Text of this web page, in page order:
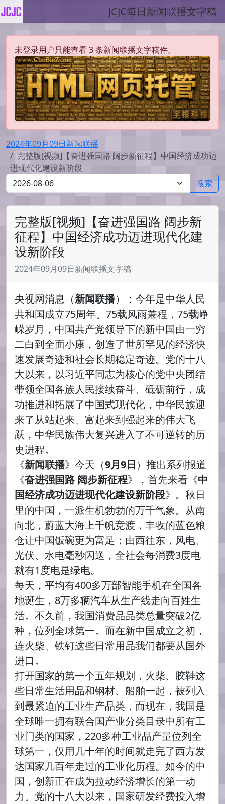
JCJC每日新闻联播文字稿
未登录用户只能查看 3 条新闻联播文字稿件。
2024年09月09日新闻联播
完整版[视频]【奋进强国路 阔步新征程】中国经济成功迈
进现代化建设新阶段
搜索
完整版[视频]【奋进强国路 阔步新
征程】中国经济成功迈进现代化建
设新阶段
2024年09月09日新闻联播文字稿
央视网消息（新闻联播）：今年是中华人民
共和国成立75周年。75载风雨兼程，75载峥
嵘岁月，中国共产党领导下的新中国由一穷
二白到全面小康，创造了世所罕见的经济快
速发展奇迹和社会长期稳定奇迹。党的十八
大以来，以习近平同志为核心的党中央团结
带领全国各族人民接续奋斗、砥砺前行，成
功推进和拓展了中国式现代化，中华民族迎
来了从站起来、富起来到强起来的伟大飞
跃，中华民族伟大复兴进入了不可逆转的历
史进程。
《新闻联播》今天（9月9日）推出系列报道
《奋进强国路 阔步新征程》，首先来看《中
国经济成功迈进现代化建设新阶段》。秋日
里的中国，一派生机勃勃的万千气象。从南
向北，蔚蓝大海上千帆竞渡，丰收的蓝色粮
仓让中国饭碗更为富足；由西往东，风电、
光伏、水电毫秒闪送，全社会每消费3度电
就有1度电是绿电。
每天，平均有400多万部智能手机在全国各
地诞生，8万多辆汽车从生产线走向百姓生
活。不久前，我国消费品品类总量突破2亿
种，位列全球第一。而在新中国成立之初，
连火柴、铁钉这些日常用品我们都要从国外
进口。
打开国家的第一个五年规划，火柴、胶鞋这
些日常生活用品和钢材、船舶一起，被列入
到最紧迫的工业生产品类，而现在，我国是
全球唯一拥有联合国产业分类目录中所有工
业门类的国家，220多种工业品产量位列全
球第一，仅用几十年的时间就走完了西方发
达国家几百年走过的工业化历程。如今的中
国，创新正在成为拉动经济增长的第一动
力。党的十八大以来，国家研发经费投入增